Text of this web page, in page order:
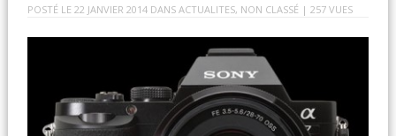
POSTÉ LE 22 JANVIER 2014 DANSACTUALITES, NON CLASSÉ | 257 VUES